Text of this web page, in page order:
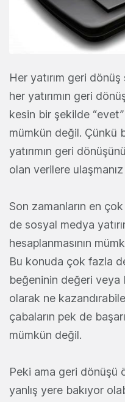
Her yatırım geri
her yatırımın geri
kesin bir şekilde “evet”
mümkün değil. Çünkü
yatırımın geri
olan verilere
Son zamanların en
de sosyal medya
hesaplanmasının
Bu konuda çok fazla
beğeninin değeri
olarak ne
çabaların pek de
mümkün değil.
Peki ama geri dönüşü
yanlış yere bakıyor